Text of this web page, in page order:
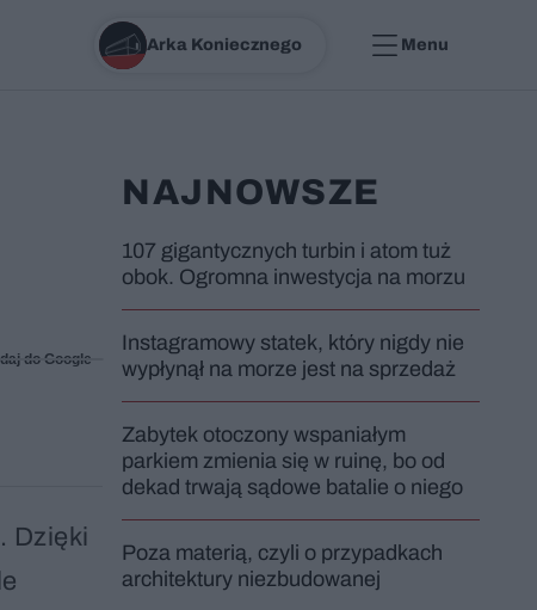
Arka Koniecznego Menu
do Google
Dzięki
NAJNOWSZE
107 gigantycznych turbin i atom tuż
obok. Ogromna inwestycja na morzu
Instagramowy statek, który nigdy nie
wypłynął na morze jest na sprzedaż
Zabytek otoczony wspaniałym
parkiem zmienia się w ruinę, bo od
dekad trwają sądowe batalie o niego
Poza materią, czyli o przypadkach
architektury niezbudowanej